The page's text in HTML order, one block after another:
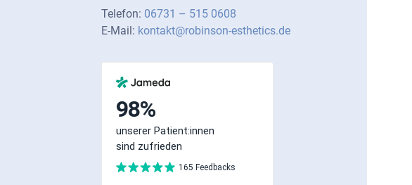
Telefon: 06731 – 515 0608
E-Mail: kontakt@robinson-esthetics.de